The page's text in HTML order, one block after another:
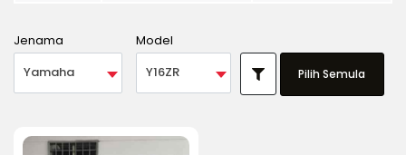
Jenama
Yamaha
Model
Y16ZR
Pilih Semula